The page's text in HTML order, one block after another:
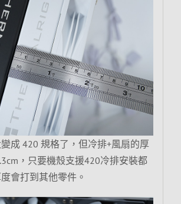
成 420 規格了，但冷排+風扇的厚
，只要機殼支援420冷排安裝都
會打到其他零件。